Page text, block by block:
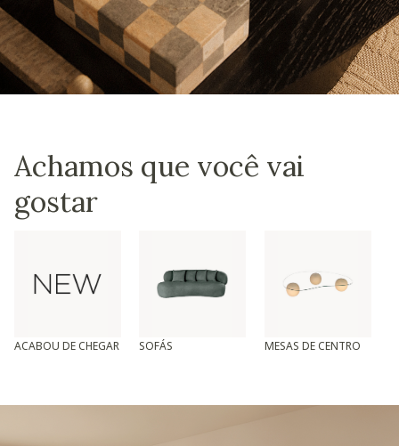
Achamos que você vai
gostar
ACABOU DE CHEGAR SOFÁS MESAS DE CENTRO